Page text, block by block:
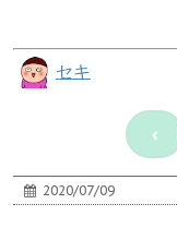
セキ
‹
2020/07/09